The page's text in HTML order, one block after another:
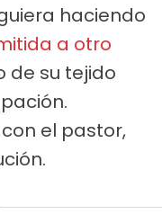
haciendo
a otro
de su tejido
el pastor,